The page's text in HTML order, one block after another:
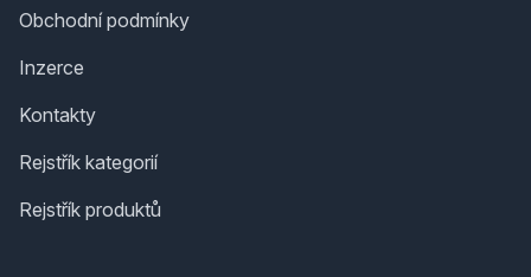
Obchodní podmínky
Inzerce
Kontakty
Rejstřík kategorií
Rejstřík produktů